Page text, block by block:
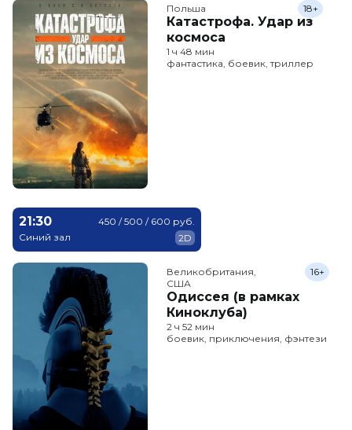
Польша
Катастрофа. Удар из
космоса
18+
1 ч 48 мин
фантастика, боевик, триллер
21:30
Синий зал
450 / 500 / 600 руб.
2D
Великобритания,
США
Одиссея (в рамках
Киноклуба)
16+
2 ч 52 мин
боевик, приключения, фэнтези